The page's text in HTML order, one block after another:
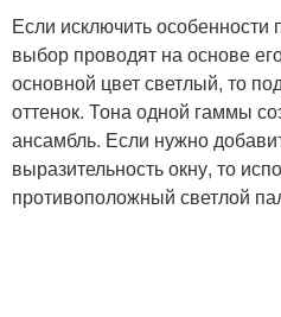
Если исключить
выбор проводят на основе
основной цвет светлый, то
оттенок. Тона одной гаммы
ансамбль. Если нужно
выразительность окну, то
противоположный светлой